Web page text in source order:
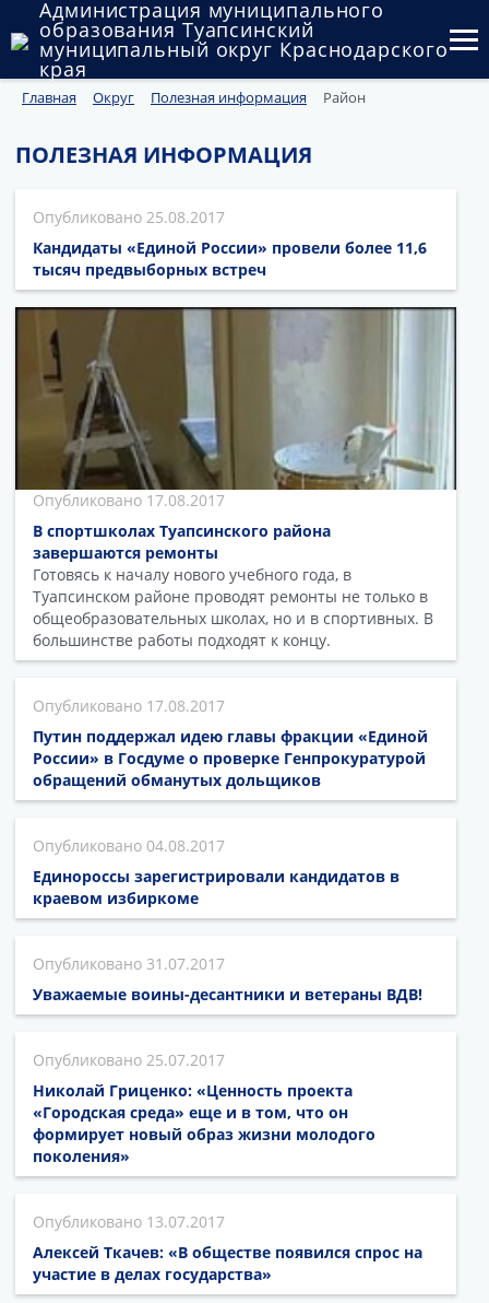
Администрация муниципального
образования Туапсинский
муниципальный округ Краснодарского
края
Округ
Администрация
Государственный и муниципальный контроль
Муниципальное имущество
Публичные слушания и общественные обсуждения
Документы
Главная Округ Полезная информация Район
ПОЛЕЗНАЯ ИНФОРМАЦИЯ
25.08.2017
Кандидаты «Единой России» провели более 11,6
тысяч предвыборных встреч
17.08.2017
В спортшколах Туапсинского района
завершаются ремонты
Готовясь к началу нового учебного года, в
Туапсинском районе проводят ремонты не только в
общеобразовательных школах, но и в спортивных. В
большинстве работы подходят к концу.
17.08.2017
Путин поддержал идею главы фракции «Единой
России» в Госдуме о проверке Генпрокуратурой
обращений обманутых дольщиков
04.08.2017
Единороссы зарегистрировали кандидатов в
краевом избиркоме
31.07.2017
Уважаемые воины-десантники и ветераны ВДВ!
25.07.2017
Николай Гриценко: «Ценность проекта
«Городская среда» еще и в том, что он
формирует новый образ жизни молодого
поколения»
13.07.2017
Алексей Ткачев: «В обществе появился спрос на
участие в делах государства»